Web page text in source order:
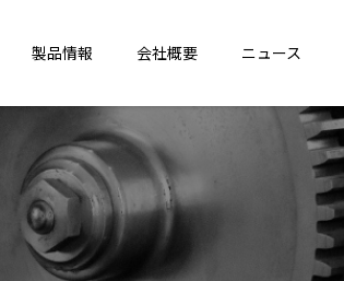
製品情報
会社概要
ニュース